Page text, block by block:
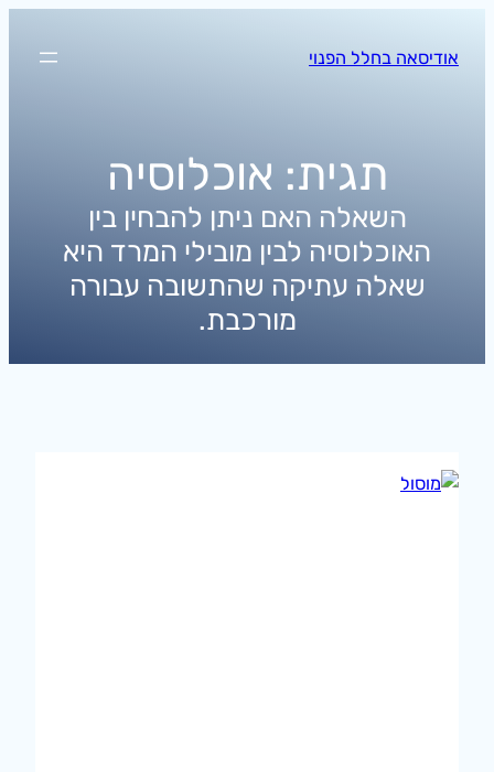
לתוכןאודיסאה בחלל הפנוי
תגית: אוכלוסיה
השאלה האם ניתן להבחין בין
האוכלוסיה לבין מובילי המרד היא
שאלה עתיקה שהתשובה עבורה
מורכבת.